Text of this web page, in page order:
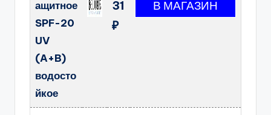
ащитное
SPF-20
UV
(A+B)
водосто
йкое
31
₽